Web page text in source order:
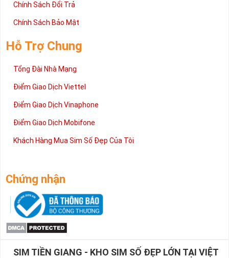
Chính Sách Đổi Trả
Chính Sách Bảo Mật
Hỗ Trợ Chung
Tổng Đài Nhà Mạng
Điểm Giao Dịch Viettel
Điểm Giao Dịch Vinaphone
Điểm Giao Dịch Mobifone
Khách Hàng Mua Sim Số Đẹp Của Tôi
Chứng nhận
SIM TIỀN GIANG - KHO SIM SỐ ĐẸP LỚN TẠI VIỆT